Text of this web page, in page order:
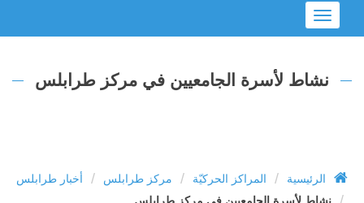
Toggle
navigation
نشاط لأسرة الجامعيين في مركز طرابلس
الرئيسية / المراكز الحركيّة / مركز طرابلس / أخبار طرابلس
نشاط لأسرة الجامعيين في مركز طرابلس